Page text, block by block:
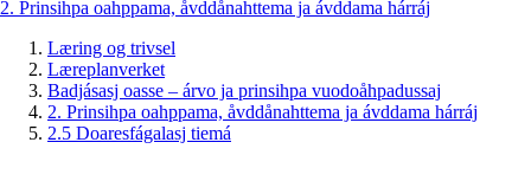
2. Prinsihpa oahppama, åvddånahttema ja ávddama hárráj
Læring og trivsel
Læreplanverket
Badjásasj oasse – árvo ja prinsihpa vuodoåhpadussaj
2. Prinsihpa oahppama, åvddånahttema ja ávddama hárráj
2.5 Doaresfágalasj tiemá